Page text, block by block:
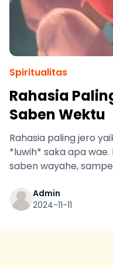
Spiritualitas
Rahasia
Saben Wektu
Rahasia paling jero
*luwih* saka apa
saben wayahe,
Admin
2024-11-11